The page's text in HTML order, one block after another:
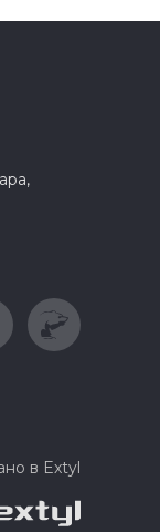
в Extyl